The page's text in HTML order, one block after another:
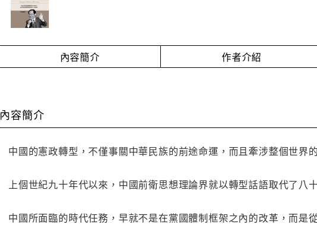
內容簡介 作者介紹
內容簡介
中國的憲政轉型，不僅事關中華民族的前途命運，而且牽涉整個世界
上個世紀九十年代以來，中國前衛思想理論界就以轉型話語取代了八
中國所面臨的時代任務，早就不是在黨國體制框架之內的改革，而是